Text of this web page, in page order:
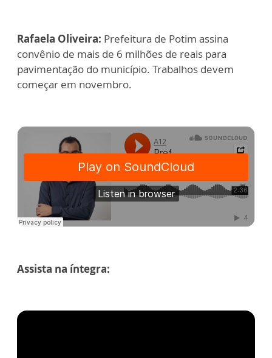
Rafaela Oliveira: Prefeitura de Potim assina
convênio de mais de 6 milhões de reais para
pavimentação do município. Trabalhos devem
começar em novembro.
Assista na íntegra: